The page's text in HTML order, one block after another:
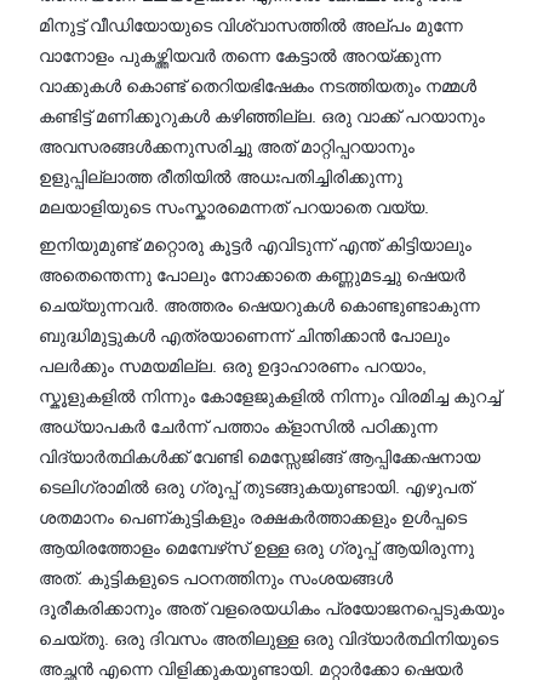
മിനുട്ട് വീഡിയോയുടെ വിശ്വാസത്തിൽ അല്പം മുന്നേ
വാനോളം പുകഴ്ത്തിയവർ തന്നെ കേട്ടാൽ അറയ്ക്കുന്ന
വാക്കുകൾ കൊണ്ട് തെറിയഭിഷേകം നടത്തിയതും നമ്മൾ
കണ്ടിട്ട് മണിക്കൂറുകൾ കഴിഞ്ഞില്ല. ഒരു വാക്ക് പറയാനും
അവസരങ്ങൾക്കനുസരിച്ചു അത് മാറ്റിപ്പറയാനും
ഉളുപ്പില്ലാത്ത രീതിയിൽ അധഃപതിച്ചിരിക്കുന്നു
മലയാളിയുടെ സംസ്കാരമെന്നത് പറയാതെ വയ്യ.
ഇനിയുമുണ്ട് മറ്റൊരു കൂട്ടർ എവിടുന്ന് എന്ത് കിട്ടിയാലും
അതെന്തെന്നു പോലും നോക്കാതെ കണ്ണുമടച്ചു ഷെയർ
ചെയ്യുന്നവർ. അത്തരം ഷെയറുകൾ കൊണ്ടുണ്ടാകുന്ന
ബുദ്ധിമുട്ടുകൾ എത്രയാണെന്ന് ചിന്തിക്കാൻ പോലും
പലർക്കും സമയമില്ല. ഒരു ഉദ്ദാഹാരണം പറയാം,
സ്കൂളുകളിൽ നിന്നും കോളേജുകളിൽ നിന്നും വിരമിച്ച കുറച്ച്
അധ്യാപകർ ചേർന്ന് പത്താം ക്‌ളാസിൽ പഠിക്കുന്ന
വിദ്യാർത്ഥികൾക്ക് വേണ്ടി മെസ്സേജിങ്ങ് ആപ്പിക്കേഷനായ
ടെലിഗ്രാമിൽ ഒരു ഗ്രൂപ്പ് തുടങ്ങുകയുണ്ടായി. എഴുപത്
ശതമാനം പെണ്കുട്ടികളും രക്ഷകർത്താക്കളും ഉൾപ്പടെ
ആയിരത്തോളം മെമ്പേഴ്‌സ് ഉള്ള ഒരു ഗ്രൂപ്പ് ആയിരുന്നു
അത്. കുട്ടികളുടെ പഠനത്തിനും സംശയങ്ങൾ
ദൂരീകരിക്കാനും അത് വളരെയധികം പ്രയോജനപ്പെടുകയും
ചെയ്തു. ഒരു ദിവസം അതിലുള്ള ഒരു വിദ്യാർത്ഥിനിയുടെ
അച്ഛൻ എന്നെ വിളിക്കുകയുണ്ടായി. മറ്റാർക്കോ ഷെയർ